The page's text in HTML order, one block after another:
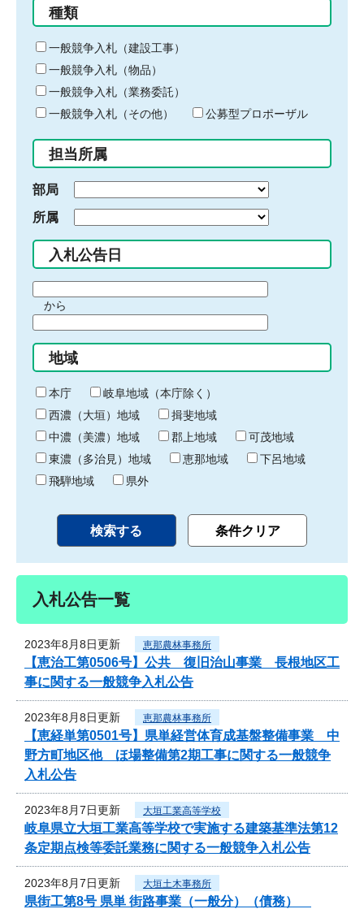
る
キ
ー
ワ
ー
ド
入
力
種類
一般競争入札（建設工事）
一般競争入札（物品）
一般競争入札（業務委託）
一般競争入札（その他）
公募型プロポーザル
担当所属
部局
所属
入札公告日
間
始
り
から
間
終
わ
り
地域
本庁
岐阜地域（本庁除く）
西濃（大垣）地域
揖斐地域
中濃（美濃）地域
郡上地域
可茂地域
東濃（多治見）地域
恵那地域
下呂地域
飛騨地域
県外
入札公告一覧
2023年8月8日更新 恵那農林事務所
【恵治工第0506号】公共 復旧治山事業 長根地区工
事に関する一般競争入札公告
2023年8月8日更新 恵那農林事務所
【恵経単第0501号】県単経営体育成基盤整備事業 中
野方町地区他 ほ場整備第2期工事に関する一般競争
入札公告
2023年8月7日更新 大垣工業高等学校
岐阜県立大垣工業高等学校で実施する建築基準法第12
条定期点検等委託業務に関する一般競争入札公告
2023年8月7日更新 大垣土木事務所
県街工第8号 県単 街路事業（一般分）（債務）